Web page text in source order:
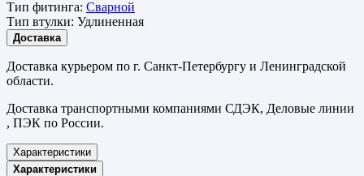
Тип фитинга: Сварной
Тип втулки: Удлиненная
Доставка
Доставка курьером по г. Санкт-Петербургу и Ленинградской
области.
Доставка транспортными компаниями СДЭК, Деловые линии
, ПЭК по России.
Характеристики
Характеристики